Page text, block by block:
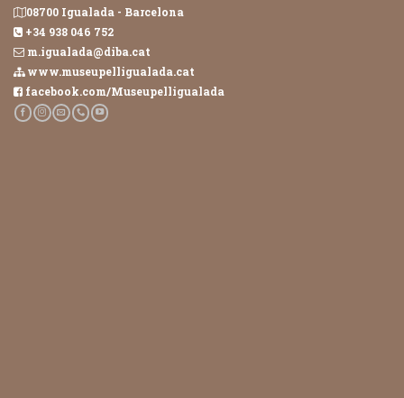
08700 Igualada - Barcelona
+34 938 046 752
m.igualada@diba.cat
www.museupelligualada.cat
facebook.com/Museupelligualada